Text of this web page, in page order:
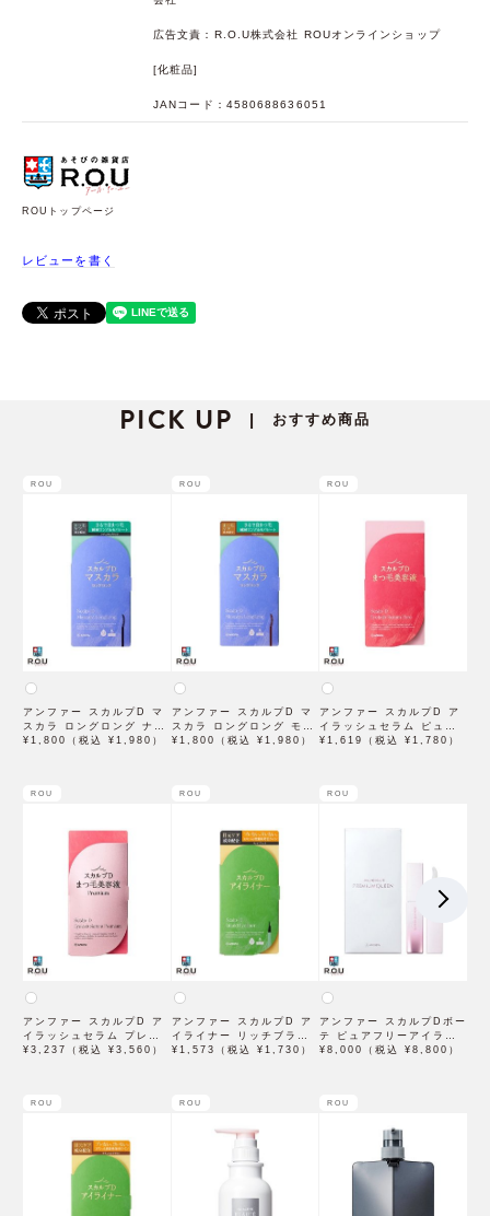
広告文責：R.O.U株式会社 ROUオンラインショップ
[化粧品]
JANコード：4580688636051
ROUトップページ
レビューを書く
PICK UP | おすすめ商品
ROU
アンファー スカルプD マ
スカラ ロングロング ナチ
ュラルブラック 6g
¥1,800（税込 ¥1,980）
ROU
アンファー スカルプD マ
スカラ ロングロング モカ
ブラウン 6g
¥1,800（税込 ¥1,980）
ROU
アンファー スカルプD ア
イラッシュセラム ピュア
6mL
¥1,619（税込 ¥1,780）
ROU
アンファー スカルプD ア
イラッシュセラム プレミ
アム 4mL
¥3,237（税込 ¥3,560）
ROU
アンファー スカルプD ア
イライナー リッチブラッ
ク 0.43mL
¥1,573（税込 ¥1,730）
ROU
アンファー スカルプDボー
テ ピュアフリーアイラッ
シュセラム プレミアムク
¥8,000（税込 ¥8,800）
ROU ROU ROU